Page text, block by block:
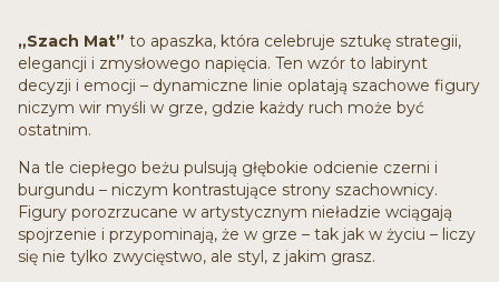
„Szach Mat” to apaszka, która celebruje sztukę strategii,
elegancji i zmysłowego napięcia. Ten wzór to labirynt
decyzji i emocji – dynamiczne linie oplatają szachowe figury
niczym wir myśli w grze, gdzie każdy ruch może być
ostatnim.
Na tle ciepłego beżu pulsują głębokie odcienie czerni i
burgundu – niczym kontrastujące strony szachownicy.
Figury porozrzucane w artystycznym nieładzie wciągają
spojrzenie i przypominają, że w grze – tak jak w życiu – liczy
się nie tylko zwycięstwo, ale styl, z jakim grasz.